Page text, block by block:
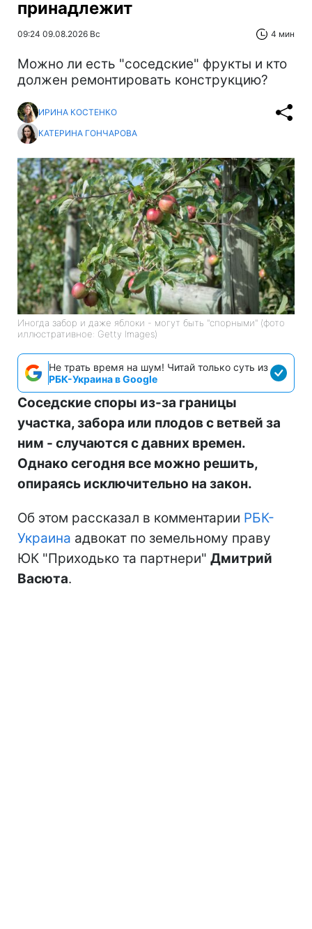
принадлежит
09:24 09.08.2026 Вс 4 мин
Можно ли есть "соседские" фрукты и кто
должен ремонтировать конструкцию?
ИРИНА КОСТЕНКО
КАТЕРИНА ГОНЧАРОВА
Иногда забор и даже яблоки - могут быть "спорными" (фото
иллюстративное: Getty Images)
Не трать время на шум! Читай только суть из
РБК-Украина в Google
Соседские споры из-за границы
участка, забора или плодов с ветвей за
ним - случаются с давних времен.
Однако сегодня все можно решить,
опираясь исключительно на закон.
Об этом рассказал в комментарии РБК-
Украина адвокат по земельному праву
ЮК "Приходько та партнери" Дмитрий
Васюта.